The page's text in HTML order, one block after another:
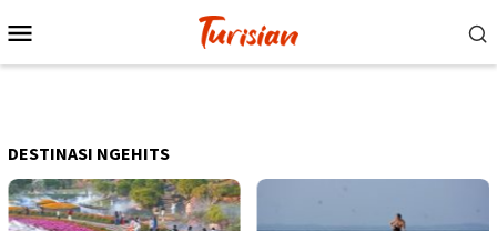
ke
Mobile
DESTINASI NGEHITS